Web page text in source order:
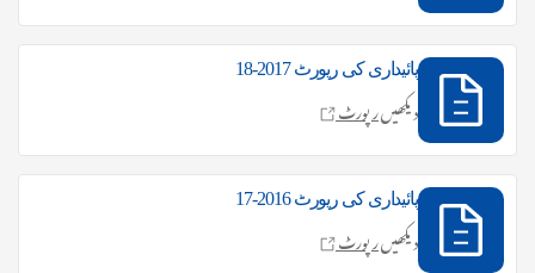
پائیداری کی رپورٹ 2017-18
دیکھیںرپورٹ
پائیداری کی رپورٹ 2016-17
دیکھیںرپورٹ